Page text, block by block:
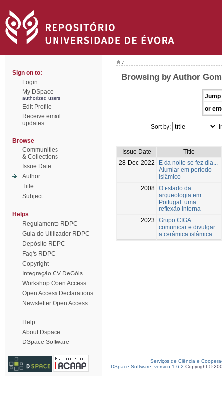
Sign on to:
Login
My DSpace
authorized users
Edit Profile
Receive email
updates
Browse
Communities
& Collections
Issue Date
Author
Title
Subject
Helps
Regulamento RDPC
Guia do Utilizador RDPC
Depósito RDPC
Faq's RDPC
Copyright
Integração CV DeGóis
Workshop Open Access
Open Access Declarations
Newsletter Open Access
Help
About Dspace
DSpace Software
/
Browsing by Author
Jump
or
Sort by:
Issue Date
Title
28-Dec-2022
E da noite se fez dia...
Alumiar em período
islâmico
2008 O estado da
arqueologia em
Portugal: uma
reflexão interna
2023
Grupo CIGA:
comunicar e divulgar
a cerâmica islâmica
Serviços de Ciência e
DSpace Software, version 1.6.2 Copyright ©